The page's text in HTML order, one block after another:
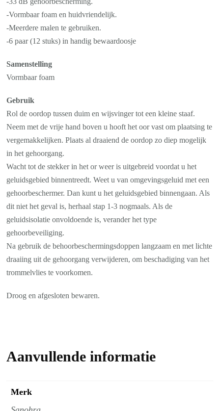
-Vormbaar foam en huidvriendelijk.
-Meerdere malen te gebruiken.
-6 paar (12 stuks) in handig bewaardoosje
Samenstelling
Vormbaar foam
Gebruik
Rol de oordop tussen duim en wijsvinger tot een kleine staaf.
Neem met de vrije hand boven u hooft het oor vast om plaatsing te
vergemakkelijken. Plaats al draaiend de oordop zo diep mogelijk
in het gehoorgang.
Wacht tot de stekker in het or weer is uitgebreid voordat u het
geluidsgebied binnentreedt. Weet u van omgevingsgeluid met een
gehoorbeschermer. Dan kunt u het geluidsgebied binnengaan. Als
dit niet het geval is, herhaal stap 1-3 nogmaals. Als de
geluidsisolatie onvoldoende is, verander het type
gehoorbeveiliging.
Na gebruik de behoorbeschermingsdoppen langzaam en met lichte
draaiing uit de gehoorgang verwijderen, om beschadiging van het
trommelvlies te voorkomen.
Droog en afgesloten bewaren.
Aanvullende informatie
Merk